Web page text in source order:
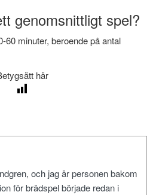
genomsnittligt spel?
60 minuter, beroende på antal
här
och jag är personen bakom
för brädspel började redan i